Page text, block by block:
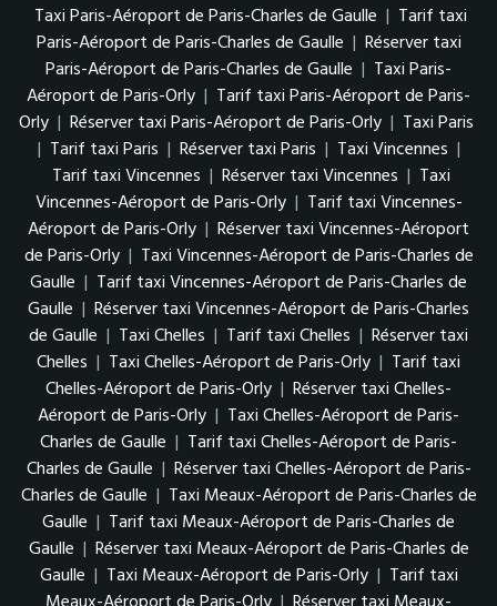
Taxi Paris-Aéroport de Paris-Charles de Gaulle | Tarif taxi
Paris-Aéroport de Paris-Charles de Gaulle | Réserver taxi
Paris-Aéroport de Paris-Charles de Gaulle | Taxi Paris-
Aéroport de Paris-Orly | Tarif taxi Paris-Aéroport de Paris-
Orly | Réserver taxi Paris-Aéroport de Paris-Orly | Taxi Paris
| Tarif taxi Paris | Réserver taxi Paris | Taxi Vincennes |
Tarif taxi Vincennes | Réserver taxi Vincennes | Taxi
Vincennes-Aéroport de Paris-Orly | Tarif taxi Vincennes-
Aéroport de Paris-Orly | Réserver taxi Vincennes-Aéroport
de Paris-Orly | Taxi Vincennes-Aéroport de Paris-Charles de
Gaulle | Tarif taxi Vincennes-Aéroport de Paris-Charles de
Gaulle | Réserver taxi Vincennes-Aéroport de Paris-Charles
de Gaulle | Taxi Chelles | Tarif taxi Chelles | Réserver taxi
Chelles | Taxi Chelles-Aéroport de Paris-Orly | Tarif taxi
Chelles-Aéroport de Paris-Orly | Réserver taxi Chelles-
Aéroport de Paris-Orly | Taxi Chelles-Aéroport de Paris-
Charles de Gaulle | Tarif taxi Chelles-Aéroport de Paris-
Charles de Gaulle | Réserver taxi Chelles-Aéroport de Paris-
Charles de Gaulle | Taxi Meaux-Aéroport de Paris-Charles de
Gaulle | Tarif taxi Meaux-Aéroport de Paris-Charles de
Gaulle | Réserver taxi Meaux-Aéroport de Paris-Charles de
Gaulle | Taxi Meaux-Aéroport de Paris-Orly | Tarif taxi